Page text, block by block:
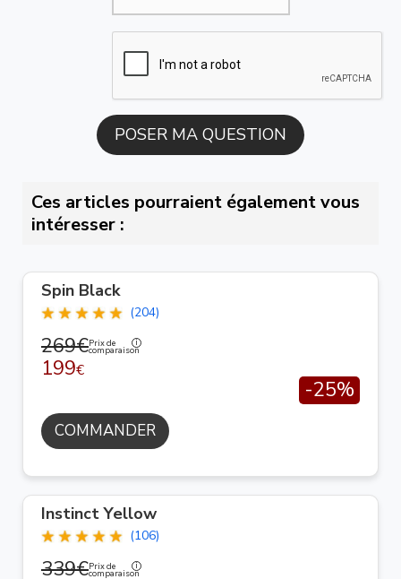
Ces articles pourraient également vous
intéresser :
Spin Black
(204)
269€Prix de
comparaison
199€
-25%
COMMANDER
Instinct Yellow
(106)
339€Prix de
comparaison